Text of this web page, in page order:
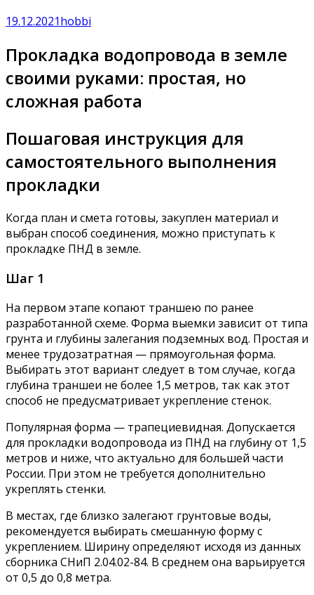
19.12.2021hobbi
Прокладка водопровода в земле
своими руками: простая, но
сложная работа
Пошаговая инструкция для
самостоятельного выполнения
прокладки
Когда план и смета готовы, закуплен материал и
выбран способ соединения, можно приступать к
прокладке ПНД в земле.
Шаг 1
На первом этапе копают траншею по ранее
разработанной схеме. Форма выемки зависит от типа
грунта и глубины залегания подземных вод. Простая и
менее трудозатратная — прямоугольная форма.
Выбирать этот вариант следует в том случае, когда
глубина траншеи не более 1,5 метров, так как этот
способ не предусматривает укрепление стенок.
Популярная форма — трапециевидная. Допускается
для прокладки водопровода из ПНД на глубину от 1,5
метров и ниже, что актуально для большей части
России. При этом не требуется дополнительно
укреплять стенки.
В местах, где близко залегают грунтовые воды,
рекомендуется выбирать смешанную форму с
укреплением. Ширину определяют исходя из данных
сборника СНиП 2.04.02-84. В среднем она варьируется
от 0,5 до 0,8 метра.